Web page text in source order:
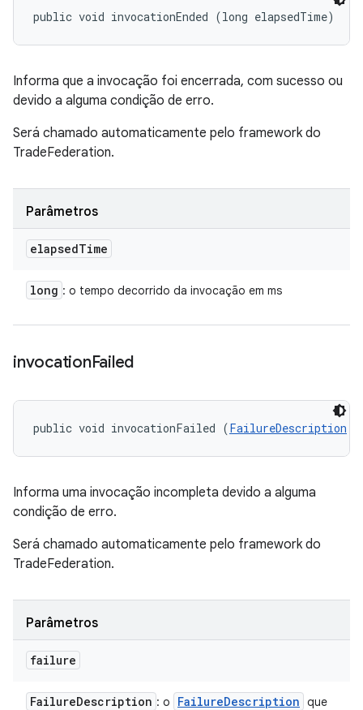
public void invocationEnded (long elapsedTime)
Informa que a invocação foi encerrada, com sucesso ou
devido a alguma condição de erro.
Será chamado automaticamente pelo framework do
TradeFederation.
Parâmetros
elapsedTime
long : o tempo decorrido da invocação em ms
invocationFailed
public void invocationFailed (FailureDescription
Informa uma invocação incompleta devido a alguma
condição de erro.
Será chamado automaticamente pelo framework do
TradeFederation.
Parâmetros
failure
FailureDescription : o FailureDescription que